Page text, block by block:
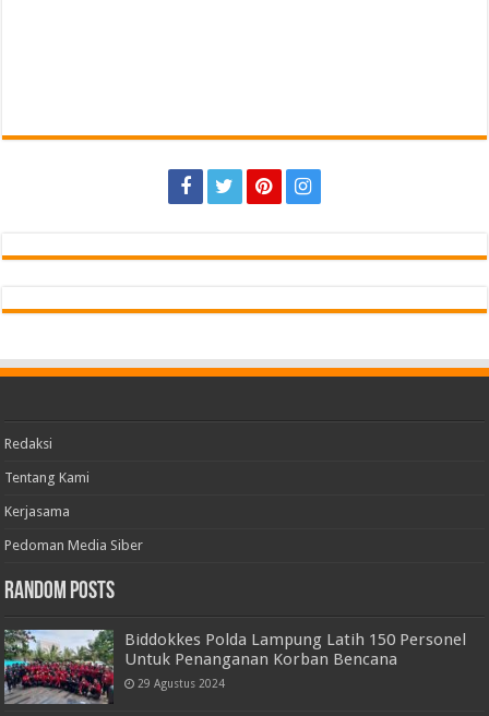
Redaksi
Tentang Kami
Kerjasama
Pedoman Media Siber
Random Posts
Biddokkes Polda Lampung Latih 150 Personel
Untuk Penanganan Korban Bencana
29 Agustus 2024